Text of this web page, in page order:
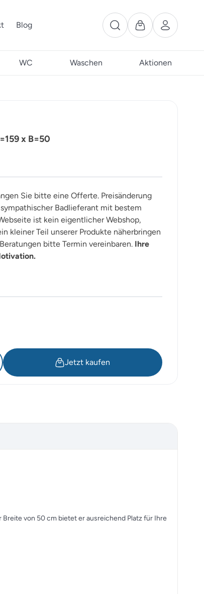
Blog
WC Waschen Aktionen
x B=50
Sie bitte eine Offerte. Preisänderung
Badlieferant mit bestem
ist kein eigentlicher Webshop,
kleiner Teil unserer Produkte näherbringen
bitte Termin vereinbaren. Ihre
Jetzt kaufen
von 50 cm bietet er ausreichend Platz für Ihre